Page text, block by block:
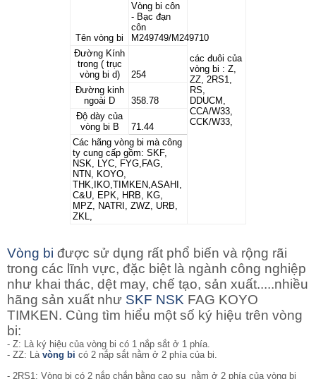
các đuôi của
vòng bi : Z,
ZZ, 2RS1,
RS,
DDUCM,
CCA/W33,
CCK/W33,
Tên vòng bi
Vòng bi côn
- Bạc đạn
côn
M249749/M249710
Đường Kính
trong ( trục
vòng bi d)
254
Đường kinh
ngoài D
358.78
Độ dày của
vòng bi B
71.44
Các hãng vòng bi mà công
ty cung cấp gồm: SKF,
NSK, LYC, FYG,FAG,
NTN, KOYO,
THK,IKO,TIMKEN,ASAHI,
C&U, EPK, HRB, KG,
MPZ, NATRI, ZWZ, URB,
ZKL,
Vòng bi được sử dụng rất phổ biến và rộng rãi
trong các lĩnh vực, đặc biệt là ngành công nghiệp
như khai thác, dệt may, chế tạo, sản xuất.....nhiều
hãng sản xuất như SKF NSK FAG KOYO
TIMKEN. Cùng tìm hiểu một số ký hiệu trên vòng
bi:
- Z: Là ký hiệu của vòng bi có 1 nắp sắt ở 1 phía.
- ZZ: Là vòng bi có 2 nắp sắt nằm ở 2 phía của bi.
- 2RS1: Vòng bi có 2 nắp chắn bằng cao su nằm ở 2 phía của vòng bi